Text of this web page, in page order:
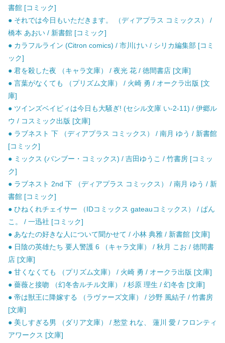
書館 [コミック]
● それでは今日もいただきます。 （ディアプラス コミックス） /
橋本 あおい / 新書館 [コミック]
● カラフルライン (Citron comics) / 市川けい / シリカ編集部 [コミ
ック]
● 君を殺した夜 （キャラ文庫） / 夜光 花 / 徳間書店 [文庫]
● 言葉がなくても （プリズム文庫） / 火崎 勇 / オークラ出版 [文
庫]
● ツインズベイビィは今日も大騒ぎ! (セシル文庫 い-2-11) / 伊郷ル
ウ / コスミック出版 [文庫]
● ラブネスト 下 （ディアプラス コミックス） / 南月 ゆう / 新書館
[コミック]
● ミックス (バンブー・コミックス) / 吉田ゆうこ / 竹書房 [コミッ
ク]
● ラブネスト 2nd 下 （ディアプラス コミックス） / 南月 ゆう / 新
書館 [コミック]
● ひねくれチェイサー （IDコミックス gateauコミックス） / ぱん
こ。 / 一迅社 [コミック]
● あなたの好きな人について聞かせて / 小林 典雅 / 新書館 [文庫]
● 日陰の英雄たち 要人警護 6 （キャラ文庫） / 秋月 こお / 徳間書
店 [文庫]
● 甘くなくても （プリズム文庫） / 火崎 勇 / オークラ出版 [文庫]
● 薔薇と接吻 （幻冬舎ルチル文庫） / 杉原 理生 / 幻冬舎 [文庫]
● 帝は獣王に降嫁する （ラヴァーズ文庫） / 沙野 風結子 / 竹書房
[文庫]
● 美しすぎる男 （ダリア文庫） / 愁堂 れな、 蓮川 愛 / フロンティ
アワークス [文庫]